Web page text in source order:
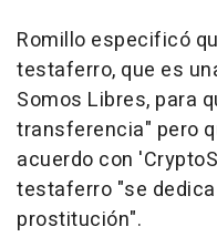
Romillo especificó
testaferro, que es
Somos Libres, para
transferencia" pero
acuerdo con
testaferro "se
prostitución".